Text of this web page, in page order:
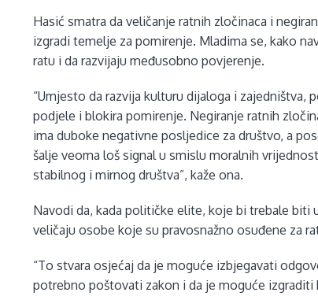
Hasić smatra da veličanje ratnih zločinaca i
izgradi temelje za pomirenje. Mladima se, kako
ratu i da razvijaju međusobno povjerenje.
“Umjesto da razvija kulturu dijaloga i
podjele i blokira pomirenje. Negiranje ratnih
ima duboke negativne posljedice za društvo, a
šalje veoma loš signal u smislu moralnih
stabilnog i mirnog društva”, kaže ona.
Navodi da, kada političke elite, koje bi trebale biti
veličaju osobe koje su pravosnažno osuđene za
“To stvara osjećaj da je moguće izbjegavati
potrebno poštovati zakon i da je moguće